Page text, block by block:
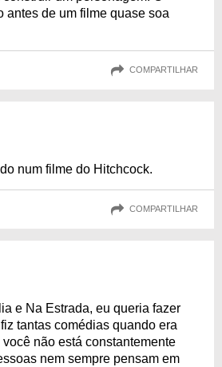
antes de um filme quase soa
COMPARTILHAR
num filme do Hitchcock.
COMPARTILHAR
e Na Estrada, eu queria fazer
tantas comédias quando era
não está constantemente
nem sempre pensam em